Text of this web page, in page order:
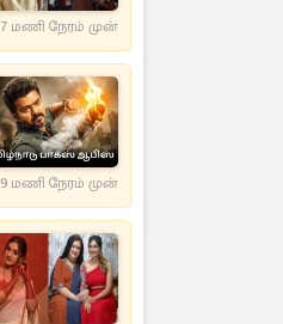
7 மணி நேரம் முன்
9 மணி நேரம் முன்